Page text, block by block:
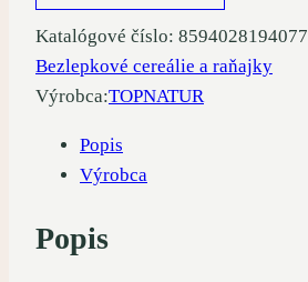
Katalógové číslo: 8594028194077
Bezlepkové cereálie a raňajky
Výrobca:TOPNATUR
Popis
Výrobca
Popis